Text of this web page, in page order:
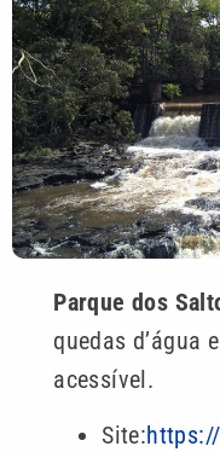
Parque dos
quedas d’água
acessível.
Site: